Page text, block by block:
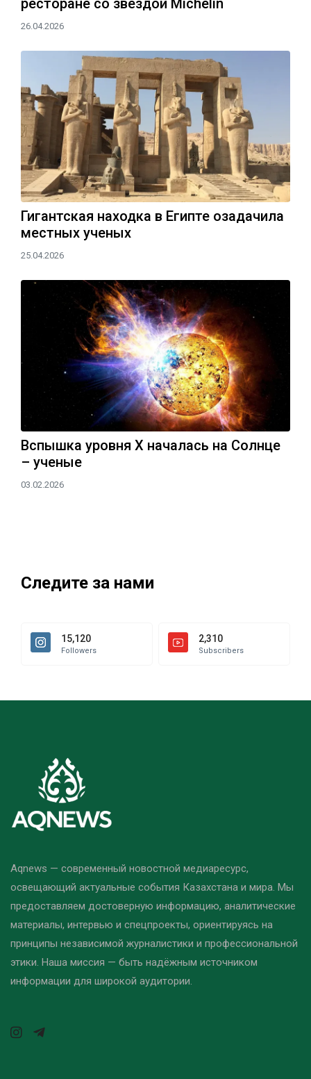
26.04.2026
Гигантская находка в Египте озадачила
местных ученых
25.04.2026
Вспышка уровня X началась на Солнце
– ученые
03.02.2026
Следите за нами
15,120
Followers
2,310
Subscribers
Aqnews — современный новостной медиаресурс,
освещающий актуальные события Казахстана и мира. Мы
предоставляем достоверную информацию, аналитические
материалы, интервью и спецпроекты, ориентируясь на
принципы независимой журналистики и профессиональной
этики. Наша миссия — быть надёжным источником
информации для широкой аудитории.